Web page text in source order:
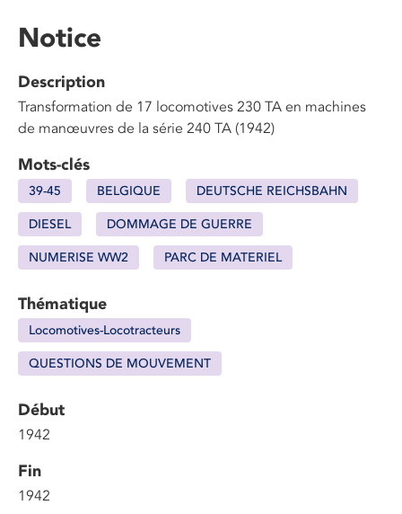
Notice
Description
Transformation de 17 locomotives 230 TA en machines
de manœuvres de la série 240 TA (1942)
Mots-clés
39-45 BELGIQUE DEUTSCHE REICHSBAHN
DIESEL DOMMAGE DE GUERRE
NUMERISE WW2 PARC DE MATERIEL
Thématique
Locomotives-Locotracteurs
QUESTIONS DE MOUVEMENT
Début
1942
Fin
1942